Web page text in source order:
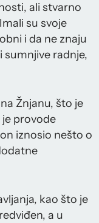
ali stvarno
su svoje
i da ne znaju
sumnjive radnje,
Žnjanu, što je
je provode
iznosio nešto o
kao što je
a u